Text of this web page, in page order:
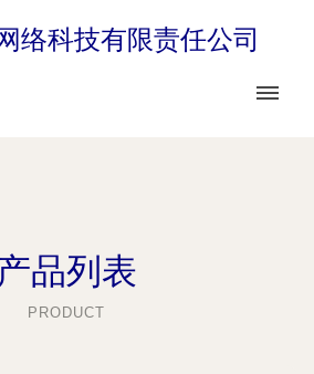
络科技有限责任公司
品列表
PRODUCT